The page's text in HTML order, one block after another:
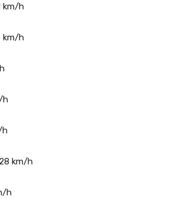
km/h
km/h
h
h
km/h
h